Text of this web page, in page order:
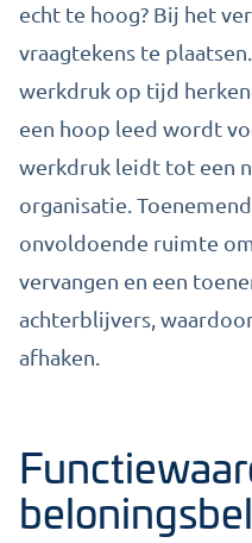
echt te hoog? Bij het
vraagtekens te
werkdruk op tijd
een hoop leed wordt
werkdruk leidt tot een
organisatie.
onvoldoende ruimte
vervangen en een
achterblijvers,
afhaken.